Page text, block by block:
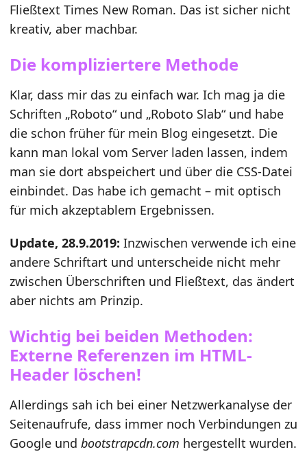
Fließtext Times New Roman. Das ist sicher nicht
kreativ, aber machbar.
Die kompliziertere Methode
Klar, dass mir das zu einfach war. Ich mag ja die
Schriften „Roboto“ und „Roboto Slab“ und habe
die schon früher für mein Blog eingesetzt. Die
kann man lokal vom Server laden lassen, indem
man sie dort abspeichert und über die CSS-Datei
einbindet. Das habe ich gemacht – mit optisch
für mich akzeptablem Ergebnissen.
Update, 28.9.2019: Inzwischen verwende ich eine
andere Schriftart und unterscheide nicht mehr
zwischen Überschriften und Fließtext, das ändert
aber nichts am Prinzip.
Wichtig bei beiden Methoden:
Externe Referenzen im HTML-
Header löschen!
Allerdings sah ich bei einer Netzwerkanalyse der
Seitenaufrufe, dass immer noch Verbindungen zu
Google und bootstrapcdn.com hergestellt wurden.